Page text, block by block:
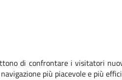
di confrontare i visitatori
più piacevole e più